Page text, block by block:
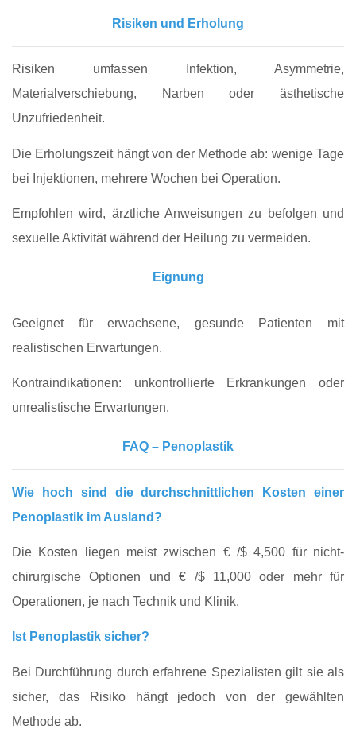
Risiken und Erholung
Risiken umfassen Infektion, Asymmetrie,
Materialverschiebung, Narben oder ästhetische
Unzufriedenheit.
Die Erholungszeit hängt von der Methode ab: wenige Tage
bei Injektionen, mehrere Wochen bei Operation.
Empfohlen wird, ärztliche Anweisungen zu befolgen und
sexuelle Aktivität während der Heilung zu vermeiden.
Eignung
Geeignet für erwachsene, gesunde Patienten mit
realistischen Erwartungen.
Kontraindikationen: unkontrollierte Erkrankungen oder
unrealistische Erwartungen.
FAQ – Penoplastik
Wie hoch sind die durchschnittlichen Kosten einer
Penoplastik im Ausland?
Die Kosten liegen meist zwischen € /$ 4,500 für nicht-
chirurgische Optionen und € /$ 11,000 oder mehr für
Operationen, je nach Technik und Klinik.
Ist Penoplastik sicher?
Bei Durchführung durch erfahrene Spezialisten gilt sie als
sicher, das Risiko hängt jedoch von der gewählten
Methode ab.